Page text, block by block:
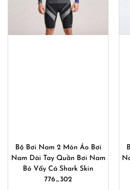
Bộ Bơi Nam 2 Món Áo Bơi
Nam Dài Tay Quần Bơi Nam
Bó Vẩy Cá Shark Skin
776_302